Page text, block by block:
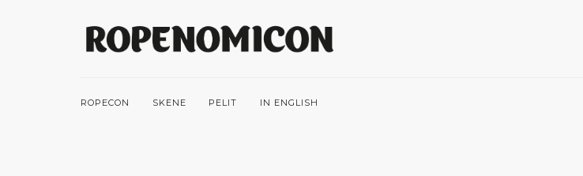
ROPECON SKENE PELIT IN ENGLISH